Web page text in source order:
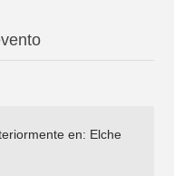
en: Elche